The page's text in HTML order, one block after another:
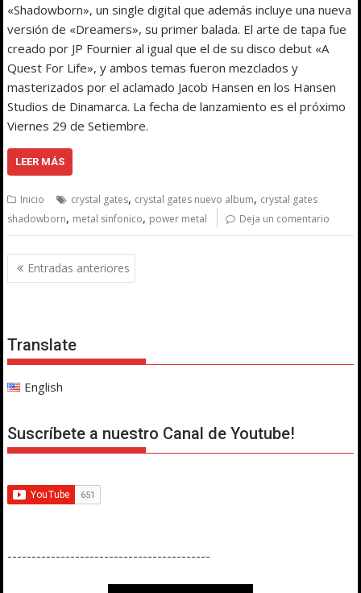
«Shadowborn», un single digital que además incluye una nueva
versión de «Dreamers», su primer balada. El arte de tapa fue
creado por JP Fournier al igual que el de su disco debut «A
Quest For Life», y ambos temas fueron mezclados y
masterizados por el aclamado Jacob Hansen en los Hansen
Studios de Dinamarca. La fecha de lanzamiento es el próximo
Viernes 29 de Setiembre.
LEER MÁS
Inicio crystal gates, crystal gates nuevo album, crystal gates
shadowborn, metal sinfonico, power metal Deja un comentario
Navegación
de
Entradas anteriores
Translate
English
Suscríbete a nuestro Canal de Youtube!
------------------------------------------